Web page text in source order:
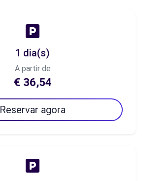
1 dia(s)
A partir de
€ 36,54
Reservar agora